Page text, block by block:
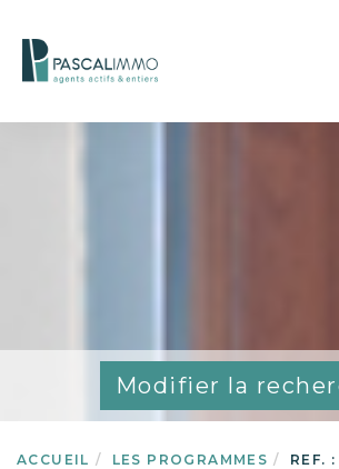
Modifier la
ACCUEIL LES PROGRAMMES REF.